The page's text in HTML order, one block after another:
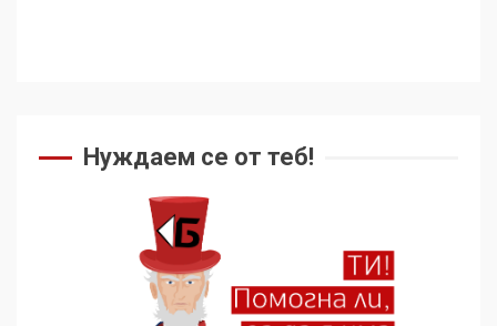
Нуждаем се от теб!